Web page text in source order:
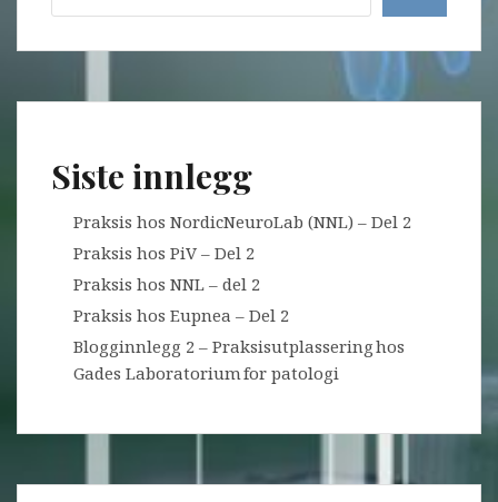
Siste innlegg
Praksis hos NordicNeuroLab (NNL) – Del 2
Praksis hos PiV – Del 2
Praksis hos NNL – del 2
Praksis hos Eupnea – Del 2
Blogginnlegg 2 – Praksisutplassering hos
Gades Laboratorium for patologi